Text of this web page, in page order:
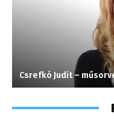
Csrefkó Judit –